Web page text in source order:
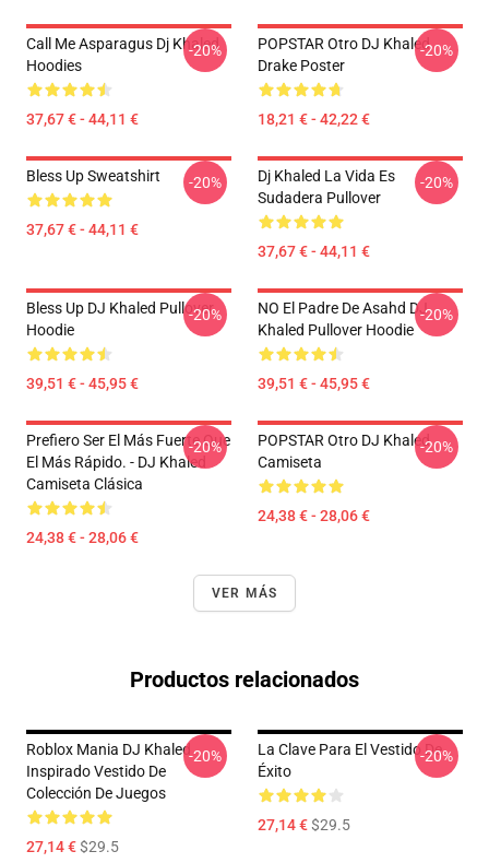
Call Me Asparagus Dj Khaled
Hoodies
37,67 € - 44,11 €
-20%
POPSTAR Otro DJ Khaled
Drake Poster
18,21 € - 42,22 €
-20%
Bless Up Sweatshirt
37,67 € - 44,11 €
-20%
Dj Khaled La Vida Es
Sudadera Pullover
37,67 € - 44,11 €
-20%
Bless Up DJ Khaled Pullover
Hoodie
39,51 € - 45,95 €
-20%
NO El Padre De Asahd DJ
Khaled Pullover Hoodie
39,51 € - 45,95 €
-20%
Prefiero Ser El Más Fuerte Que
El Más Rápido. - DJ Khaled
Camiseta Clásica
24,38 € - 28,06 €
-20%
POPSTAR Otro DJ Khaled
Camiseta
24,38 € - 28,06 €
-20%
VER MÁS
Productos relacionados
Roblox Mania DJ Khaled
Inspirado Vestido De
Colección De Juegos
27,14 €$29.5
-20%
La Clave Para El Vestido De
Éxito
27,14 €$29.5
-20%